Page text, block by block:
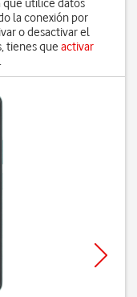
que utilice datos
la conexión por
o desactivar el
tienes que activar